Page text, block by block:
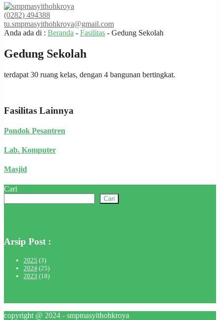
(0282) 494388
tu.smpmasyithohkroya@gmail.com
Anda ada di : Beranda - Fasilitas - Gedung Sekolah
Gedung Sekolah
terdapat 30 ruang kelas, dengan 4 bangunan bertingkat.
Fasilitas Lainnya
Pondok Pesantren
Lab. Komputer
Masjid
Cari
Cari
Arsip Post :
2025 (3)
2024 (25)
2023 (18)
copyright @ 2024 - smpmasyithohkroya